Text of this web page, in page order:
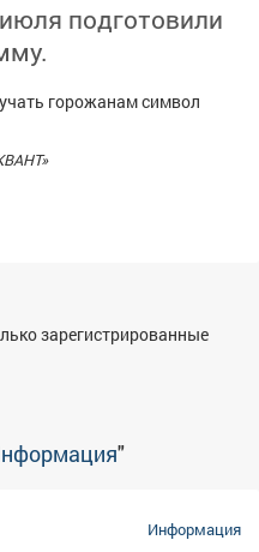
Проекты
подготовили
горожанам символ
зарегистрированные
"
Информация